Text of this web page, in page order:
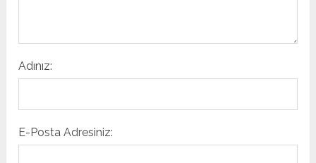
Adınız:
E-Posta Adresiniz: